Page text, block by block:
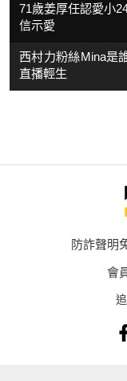
71歲姜厚任認愛小
信示愛
西村力粉絲Mina是
直播輕生
防詐聲明
會